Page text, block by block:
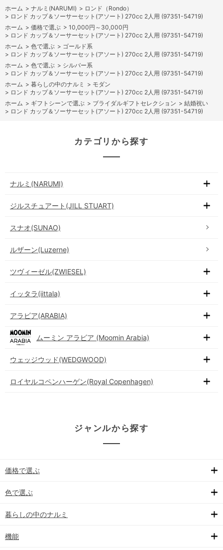
ホーム > ナルミ(NARUMI) > ロンド（Rondo）
> ロンド カップ＆ソーサーセット(アソート) 270cc 2人用 (97351-54719)
ホーム > 価格で選ぶ > 10,000円～30,000円
> ロンド カップ＆ソーサーセット(アソート) 270cc 2人用 (97351-54719)
ホーム > 色で選ぶ > ゴールド系
> ロンド カップ＆ソーサーセット(アソート) 270cc 2人用 (97351-54719)
ホーム > 色で選ぶ > シルバー系
> ロンド カップ＆ソーサーセット(アソート) 270cc 2人用 (97351-54719)
ホーム > 暮らしの中のナルミ > モダン
> ロンド カップ＆ソーサーセット(アソート) 270cc 2人用 (97351-54719)
ホーム > ギフトシーンで選ぶ > ブライダルギフトセレクション > 結婚祝い
> ロンド カップ＆ソーサーセット(アソート) 270cc 2人用 (97351-54719)
カテゴリから探す
ナルミ(NARUMI)
ジルスチュアート(JILL STUART)
スナオ(SUNAO)
ルザーン(Luzerne)
ツヴィーゼル(ZWIESEL)
イッタラ(iittala)
アラビア(ARABIA)
ムーミン アラビア (Moomin Arabia)
ウェッジウッド(WEDGWOOD)
ロイヤルコペンハーゲン(Royal Copenhagen)
ジャンルから探す
価格で選ぶ
色で選ぶ
暮らしの中のナルミ
機能